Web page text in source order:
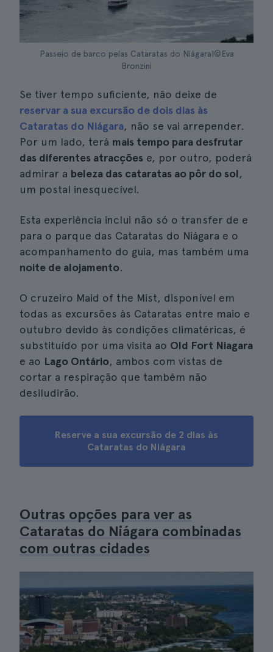
Passeio de barco pelas Cataratas do Niágara|©Eva
Bronzini
Se tiver tempo suficiente, não deixe de
reservar a sua excursão de dois dias às
Cataratas do Niágara, não se vai arrepender.
Por um lado, terá mais tempo para desfrutar
das diferentes atracções e, por outro, poderá
admirar a beleza das cataratas ao pôr do sol,
um postal inesquecível.
Esta experiência inclui não só o transfer de e
para o parque das Cataratas do Niágara e o
acompanhamento do guia, mas também uma
noite de alojamento.
O cruzeiro Maid of the Mist, disponível em
todas as excursões às Cataratas entre maio e
outubro devido às condições climatéricas, é
substituído por uma visita ao Old Fort Niagara
e ao Lago Ontário, ambos com vistas de
cortar a respiração que também não
desiludirão.
Reserve a sua excursão de 2 dias às
Cataratas do Niágara
Outras opções para ver as
Cataratas do Niágara combinadas
com outras cidades